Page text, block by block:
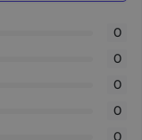
0
0
0
0
0